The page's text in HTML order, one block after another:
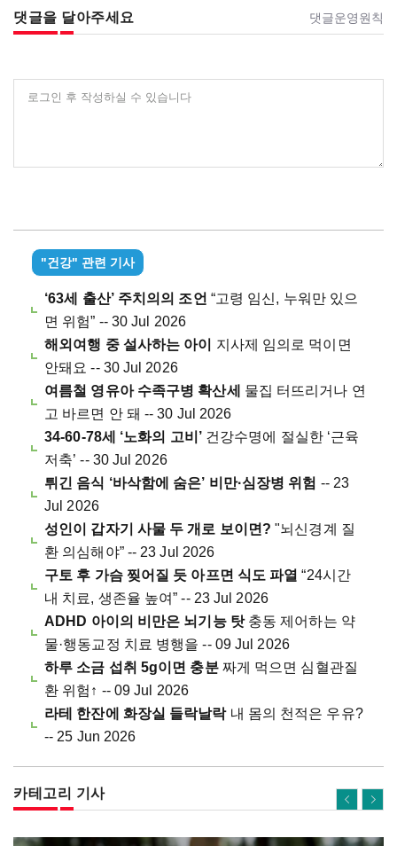
댓글을 달아주세요 댓글운영원칙
로그인 후 작성하실 수 있습니다
"건강" 관련 기사
‘63세 출산’ 주치의의 조언 “고령 임신, 누워만 있으
면 위험” -- 30 Jul 2026
해외여행 중 설사하는 아이
지사제 임의로 먹이면
안돼요 -- 30 Jul 2026
여름철 영유아 수족구병 확산세
물집 터뜨리거나 연
고 바르면 안 돼 -- 30 Jul 2026
34-60-78세 ‘노화의 고비’건강수명에 절실한 ‘근육
저축’ -- 30 Jul 2026
튀긴 음식 ‘바삭함에 숨은’ 비만·심장병 위험 -- 23
Jul 2026
성인이 갑자기 사물 두 개로 보이면?"뇌신경계 질
환 의심해야” -- 23 Jul 2026
구토 후 가슴 찢어질 듯 아프면 식도 파열 “24시간
내 치료, 생존율 높여” -- 23 Jul 2026
ADHD 아이의 비만은 뇌기능 탓충동 제어하는 약
물·행동교정 치료 병행을 -- 09 Jul 2026
하루 소금 섭취 5g이면 충분짜게 먹으면 심혈관질
환 위험↑ -- 09 Jul 2026
라테 한잔에 화장실 들락날락내 몸의 천적은 우유?
-- 25 Jun 2026
카테고리 기사